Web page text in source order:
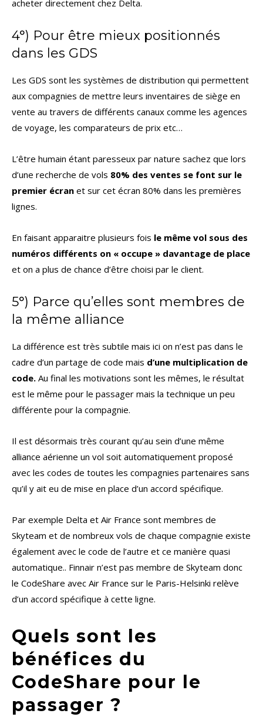
acheter directement chez Delta.
4°) Pour être mieux positionnés
dans les GDS
Les GDS sont les systèmes de distribution qui permettent
aux compagnies de mettre leurs inventaires de siège en
vente au travers de différents canaux comme les agences
de voyage, les comparateurs de prix etc…
L’être humain étant paresseux par nature sachez que lors
d’une recherche de vols 80% des ventes se font sur le
premier écran et sur cet écran 80% dans les premières
lignes.
En faisant apparaitre plusieurs fois le même vol sous des
numéros différents on « occupe » davantage de place
et on a plus de chance d’être choisi par le client.
5°) Parce qu’elles sont membres de
la même alliance
La différence est très subtile mais ici on n’est pas dans le
cadre d’un partage de code mais d’une multiplication de
code. Au final les motivations sont les mêmes, le résultat
est le même pour le passager mais la technique un peu
différente pour la compagnie.
Il est désormais très courant qu’au sein d’une même
alliance aérienne un vol soit automatiquement proposé
avec les codes de toutes les compagnies partenaires sans
qu’il y ait eu de mise en place d’un accord spécifique.
Par exemple Delta et Air France sont membres de
Skyteam et de nombreux vols de chaque compagnie existe
également avec le code de l’autre et ce manière quasi
automatique.. Finnair n’est pas membre de Skyteam donc
le CodeShare avec Air France sur le Paris-Helsinki relève
d’un accord spécifique à cette ligne.
Quels sont les
bénéfices du
CodeShare pour le
passager ?